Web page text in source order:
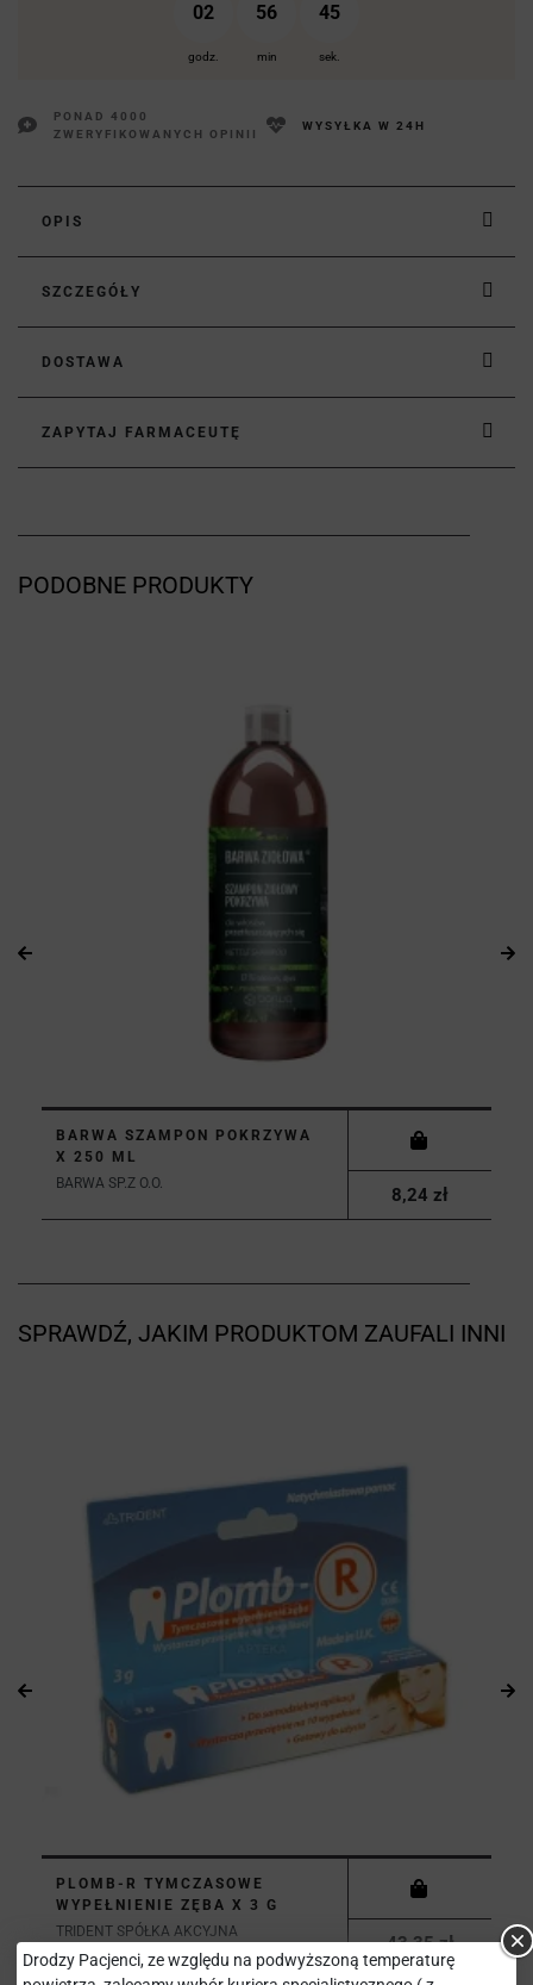
02 56 44
godz. min sek.
PONAD 4000
ZWERYFIKOWANYCH OPINII
WYSYŁKA W 24H
OPIS
SZCZEGÓŁY
DOSTAWA
ZAPYTAJ FARMACEUTĘ
PODOBNE PRODUKTY
BARWA SZAMPON POKRZYWA
X 250 ML
BARWA SP.Z O.O.
8,24 zł
SPRAWDŹ, JAKIM PRODUKTOM ZAUFALI INNI
PLOMB-R TYMCZASOWE
WYPEŁNIENIE ZĘBA X 3 G
TRIDENT SPÓŁKA AKCYJNA
43,35 zł
Drodzy Pacjenci, ze względu na podwyższoną temperaturę